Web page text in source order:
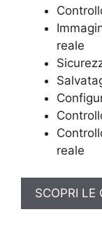
reale
reale
SCOPRI LE